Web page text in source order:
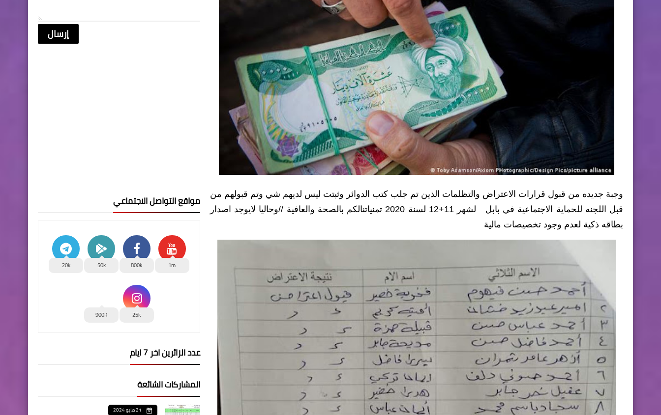
وجبة جديده من قبول قرارات الاعتراض والتظلمات الذين تم جلب كتب الدوائر وثبتت ليس لديهم شي وتم قبولهم من
قبل اللجنه للحماية الاجتماعية في بابل لشهر 11+12 لسنة 2020 تمنياتنالكم بالصحة والعافية //وحاليا لايوجد اصدار
بطاقه ذكية لعدم وجود تخصيصات مالية
مواقع التواصل الاجتماعي
1m
800k
50k
20k
25k
900K
عدد الزائرين اخر 7 ايام
المشاركات الشائعة
21 مايو 2024